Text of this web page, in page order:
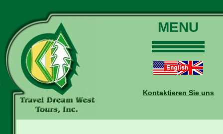
MENU
Touren
Daten und Preise
Buchungen
Kontaktieren Sie uns